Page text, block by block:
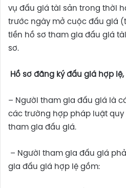
vụ đấu giá tài sản trong thời
trước ngày mở cuộc đấu giá
tiền hồ sơ tham gia đấu giá
sơ.
Hồ sơ đăng ký đấu giá hợp lệ,
– Người tham gia đấu giá là
các trường hợp pháp luật
tham gia đấu giá.
– Người tham gia đấu giá
gia đấu giá hợp lệ gồm: